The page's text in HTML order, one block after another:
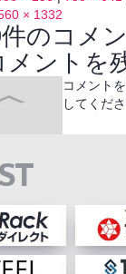
× 1332
のコメ
メントを
コメント
してくださ